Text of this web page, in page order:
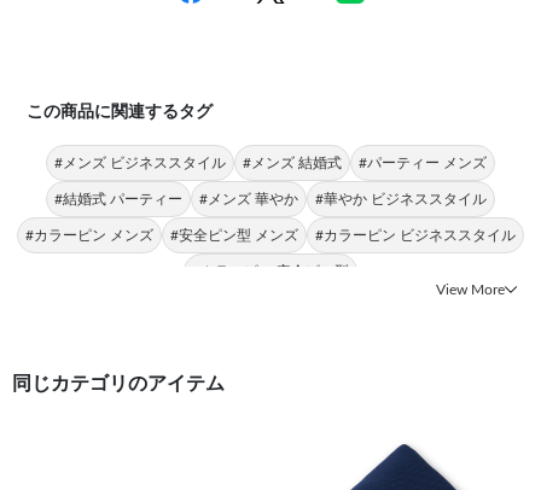
この商品に関連するタグ
#メンズ ビジネススタイル #メンズ 結婚式 #パーティー メンズ
#結婚式 パーティー #メンズ 華やか #華やか ビジネススタイル
#カラーピン メンズ #安全ピン型 メンズ #カラーピン ビジネススタイル
#カラーピン 安全ピン型
View More
同じカテゴリのアイテム